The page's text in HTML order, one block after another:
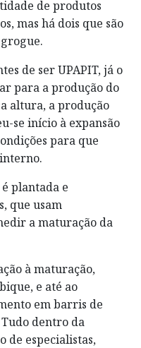
de produtos
mas há dois que são
grogue.
de ser UPAPIT, já o
para a produção do
altura, a produção
se início à expansão
para que
plantada e
que usam
a maturação da
à maturação,
e até ao
em barris de
dentro da
de especialistas,